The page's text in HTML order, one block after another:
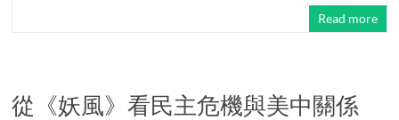
Read more
從《妖風》看民主危機與美中關係